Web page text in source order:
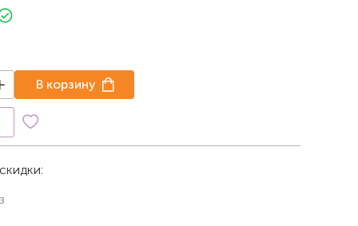
В корзину